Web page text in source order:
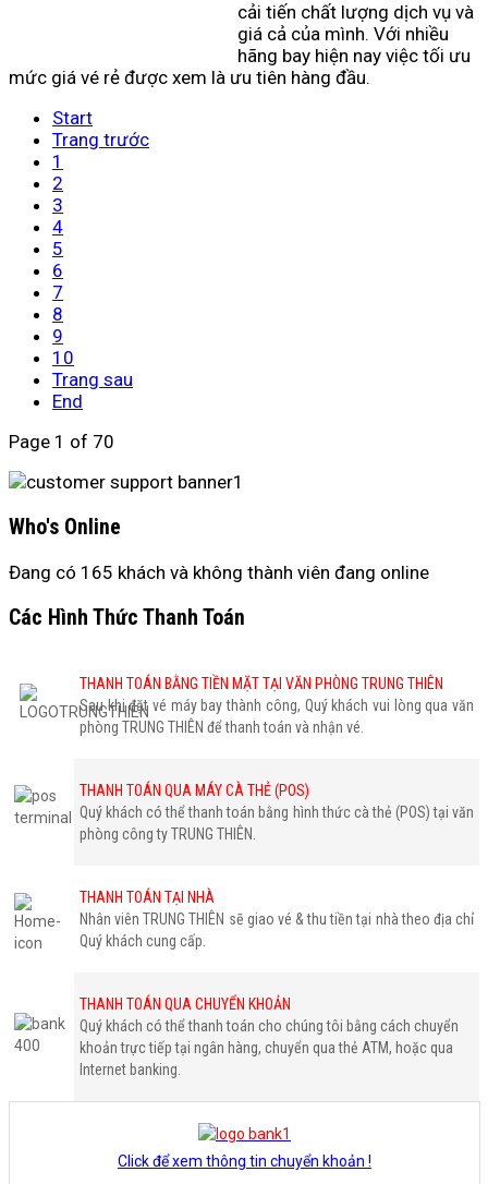
cải tiến chất lượng dịch vụ và
giá cả của mình. Với nhiều
hãng bay hiện nay việc tối ưu
mức giá vé rẻ được xem là ưu tiên hàng đầu.
Start
Trang trước
1
2
3
4
5
6
7
8
9
10
Trang sau
End
Page 1 of 70
Who's Online
Đang có 165 khách và không thành viên đang online
Các Hình Thức Thanh Toán
THANH TOÁN BẰNG TIỀN MẶT TẠI VĂN PHÒNG TRUNG THIÊN
Sau khi đặt vé máy bay thành công, Quý khách vui lòng qua văn
phòng TRUNG THIÊN để thanh toán và nhận vé.
THANH TOÁN QUA MÁY CÀ THẺ (POS)
Quý khách có thể thanh toán bằng hình thức cà thẻ (POS) tại văn
phòng công ty TRUNG THIÊN.
THANH TOÁN TẠI NHÀ
Nhân viên TRUNG THIÊN sẽ giao vé & thu tiền tại nhà theo địa chỉ
Quý khách cung cấp.
THANH TOÁN QUA CHUYỂN KHOẢN
Quý khách có thể thanh toán cho chúng tôi bằng cách chuyển
khoản trực tiếp tại ngân hàng, chuyển qua thẻ ATM, hoặc qua
Internet banking.
Click để xem thông tin chuyển khoản !